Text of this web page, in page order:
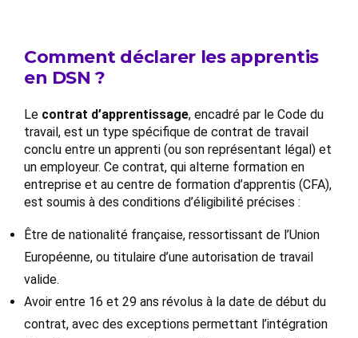
Comment déclarer les apprentis
en DSN ?
Le contrat d’apprentissage, encadré par le Code du
travail, est un type spécifique de contrat de travail
conclu entre un apprenti (ou son représentant légal) et
un employeur. Ce contrat, qui alterne formation en
entreprise et au centre de formation d’apprentis (CFA),
est soumis à des conditions d’éligibilité précises :
Être de nationalité française, ressortissant de l’Union
Européenne, ou titulaire d’une autorisation de travail
valide.
Avoir entre 16 et 29 ans révolus à la date de début du
contrat, avec des exceptions permettant l’intégration